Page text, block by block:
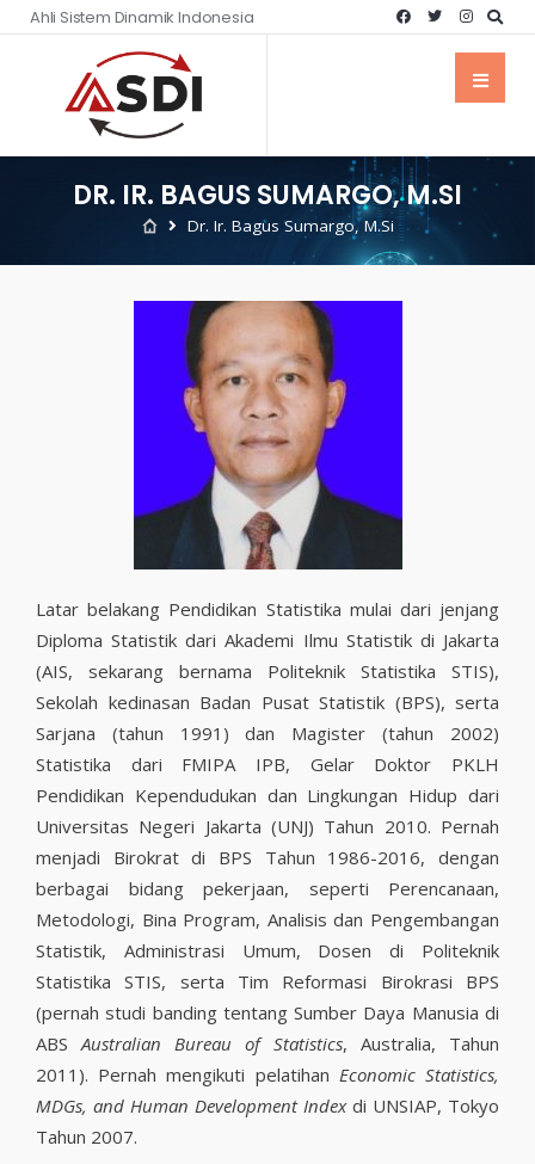
Ahli Sistem Dinamik Indonesia
DR. IR. BAGUS SUMARGO, M.SI
Dr. Ir. Bagus Sumargo, M.Si
Latar belakang Pendidikan Statistika mulai dari jenjang
Diploma Statistik dari Akademi Ilmu Statistik di Jakarta
(AIS, sekarang bernama Politeknik Statistika STIS),
Sekolah kedinasan Badan Pusat Statistik (BPS), serta
Sarjana (tahun 1991) dan Magister (tahun 2002)
Statistika dari FMIPA IPB, Gelar Doktor PKLH
Pendidikan Kependudukan dan Lingkungan Hidup dari
Universitas Negeri Jakarta (UNJ) Tahun 2010. Pernah
menjadi Birokrat di BPS Tahun 1986-2016, dengan
berbagai bidang pekerjaan, seperti Perencanaan,
Metodologi, Bina Program, Analisis dan Pengembangan
Statistik, Administrasi Umum, Dosen di Politeknik
Statistika STIS, serta Tim Reformasi Birokrasi BPS
(pernah studi banding tentang Sumber Daya Manusia di
ABS Australian Bureau of Statistics, Australia, Tahun
2011). Pernah mengikuti pelatihan Economic Statistics,
MDGs, and Human Development Indexdi UNSIAP, Tokyo
Tahun 2007.